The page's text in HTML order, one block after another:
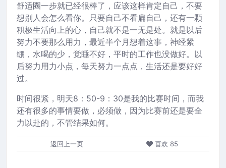
舒适圈一步就已经很棒了，应该这样肯定自己，不要
想别人会怎么看你。只要自己不看扁自己，还有一颗
积极生活向上的心，自己就不是一无是处。就是以后
努力不要那么用力，最近半个月想着这事，神经紧
绷，水喝的少，觉睡不好，平时的工作也没做好。以
后努力用力小点，每天努力一点点，生活还是要好好
过。
时间很紧，明天8：50-9：30是我的比赛时间，而我
还有很多的事情要做，必须做，因为比赛前还是要全
力以赴的，不管结果如何。
返回上一页 喜欢 85